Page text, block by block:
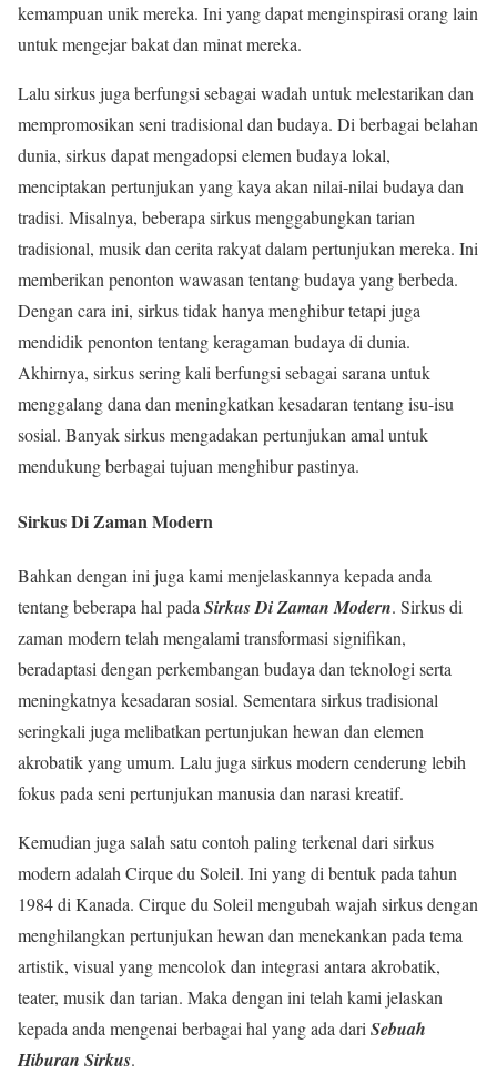
kemampuan unik mereka. Ini yang dapat menginspirasi orang lain
untuk mengejar bakat dan minat mereka.
Lalu sirkus juga berfungsi sebagai wadah untuk melestarikan dan
mempromosikan seni tradisional dan budaya. Di berbagai belahan
dunia, sirkus dapat mengadopsi elemen budaya lokal,
menciptakan pertunjukan yang kaya akan nilai-nilai budaya dan
tradisi. Misalnya, beberapa sirkus menggabungkan tarian
tradisional, musik dan cerita rakyat dalam pertunjukan mereka. Ini
memberikan penonton wawasan tentang budaya yang berbeda.
Dengan cara ini, sirkus tidak hanya menghibur tetapi juga
mendidik penonton tentang keragaman budaya di dunia.
Akhirnya, sirkus sering kali berfungsi sebagai sarana untuk
menggalang dana dan meningkatkan kesadaran tentang isu-isu
sosial. Banyak sirkus mengadakan pertunjukan amal untuk
mendukung berbagai tujuan menghibur pastinya.
Sirkus Di Zaman Modern
Bahkan dengan ini juga kami menjelaskannya kepada anda
tentang beberapa hal pada Sirkus Di Zaman Modern. Sirkus di
zaman modern telah mengalami transformasi signifikan,
beradaptasi dengan perkembangan budaya dan teknologi serta
meningkatnya kesadaran sosial. Sementara sirkus tradisional
seringkali juga melibatkan pertunjukan hewan dan elemen
akrobatik yang umum. Lalu juga sirkus modern cenderung lebih
fokus pada seni pertunjukan manusia dan narasi kreatif.
Kemudian juga salah satu contoh paling terkenal dari sirkus
modern adalah Cirque du Soleil. Ini yang di bentuk pada tahun
1984 di Kanada. Cirque du Soleil mengubah wajah sirkus dengan
menghilangkan pertunjukan hewan dan menekankan pada tema
artistik, visual yang mencolok dan integrasi antara akrobatik,
teater, musik dan tarian. Maka dengan ini telah kami jelaskan
kepada anda mengenai berbagai hal yang ada dari Sebuah
Hiburan Sirkus.